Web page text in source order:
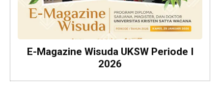
E-Magazine Wisuda UKSW Periode I
2026